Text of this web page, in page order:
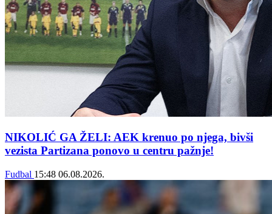
NIKOLIĆ GA ŽELI: AEK krenuo po njega, bivši
vezista Partizana ponovo u centru pažnje!
Fudbal 15:48 06.08.2026.